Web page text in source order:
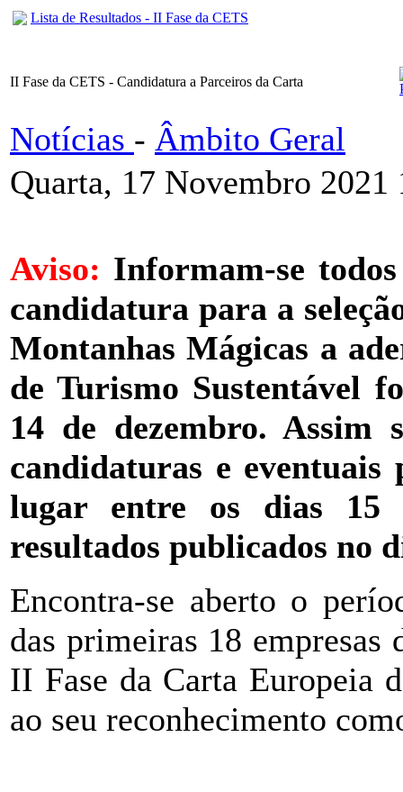
Lista de Resultados - II Fase da CETS
II Fase da CETS - Candidatura a Parceiros da Carta
Notícias - Âmbito Geral
Quarta, 17 Novembro 2021
Aviso: Informam-se
candidatura para a
Montanhas Mágicas a
de Turismo Sustentável
14 de dezembro. Assim
candidaturas e eventuais
lugar entre os dias 15
resultados publicados no
Encontra-se aberto o
das primeiras 18 empresas
II Fase da Carta Europeia
ao seu reconhecimento